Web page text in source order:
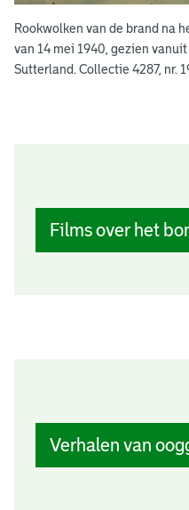
Rookwolken van de brand na
van 14 mei 1940, gezien
Sutterland. Collectie 4287, nr.
Films over het
Verhalen van